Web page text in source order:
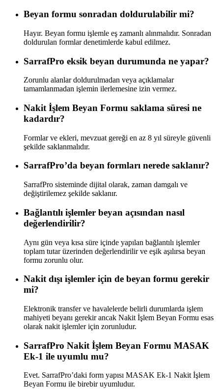
Beyan formu sonradan doldurulabilir mi?
Hayır. Beyan formu işlemle eş zamanlı alınmalıdır. Sonradan
doldurulan formlar denetimlerde kabul edilmez.
SarrafPro eksik beyan durumunda ne yapar?
Zorunlu alanlar doldurulmadan veya açıklamalar
tamamlanmadan işlemin ilerlemesine izin vermez.
Nakit İşlem Beyan Formu saklama süresi ne
kadardır?
Formlar ve ekleri, mevzuat gereği en az 8 yıl süreyle güvenli
şekilde saklanmalıdır.
SarrafPro’da beyan formları nerede saklanır?
SarrafPro sisteminde dijital olarak, zaman damgalı ve
değiştirilemez şekilde saklanır.
Bağlantılı işlemler beyan açısından nasıl
değerlendirilir?
Aynı gün veya kısa süre içinde yapılan bağlantılı işlemler
toplam tutar üzerinden değerlendirilir ve eşik aşılırsa beyan
formu zorunlu olur.
Nakit dışı işlemler için de beyan formu gerekir
mi?
Elektronik transfer ve havalelerde belirli durumlarda işlem
mahiyeti beyanı gerekir ancak Nakit İşlem Beyan Formu esas
olarak nakit işlemler için zorunludur.
SarrafPro Nakit İşlem Beyan Formu MASAK
Ek-1 ile uyumlu mu?
Evet. SarrafPro’daki form yapısı MASAK Ek-1 Nakit İşlem
Beyan Formu ile birebir uyumludur.